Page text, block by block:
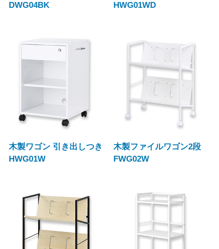
DWG04BK
HWG01WD
木製ワゴン 引き出しつき
HWG01W
木製ファイルワゴン2段
FWG02W